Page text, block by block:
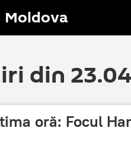
Moldova
din
oră: Focul